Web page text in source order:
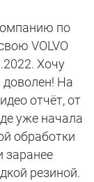
по
VOLVO
Хочу
доволен! На
отчёт, от
уже начала
обработки
заранее
резиной.